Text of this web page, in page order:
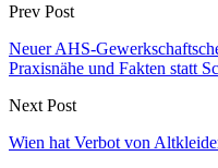
Prev Post
Neuer AHS-
Praxisnähe und Fakten statt
Next Post
Wien hat Verbot von